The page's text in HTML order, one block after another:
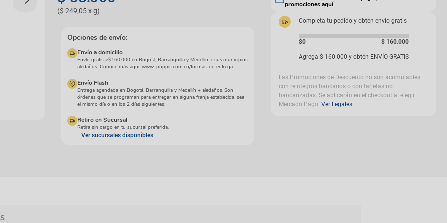
manchas
Cuidados especiales
($ 249,05xg)
Opciones de envío:
Envío a domicilio
Envío gratis >$160.000 en Bogotá, Barranquilla y Medellín + sus municipios
aledaños. Conoce más aquí: www. puppis.com.co/formas-de-entrega.
Envío Flash
Entrega agendada en Bogotá, Barranquilla y Medellín + aledaños. Son
órdenes que se programan para entregar en alguna franja establecida, sea
el mismo día o en los 2 días siguientes.
Retiro en Sucursal
Retira sin cargo en tu sucursal preferida.
Ver sucursales disponibles
promociones aquí
Completa tu pedido y obtén envío gratis
$0 $ 160.000
Agrega $ 160.000 y obtén ENVÍO GRATIS
Las Promociones de Descuento no son acumulables
con reintegros bancarios o con tarjetas no
bancarizadas. Se aplicarán en el checkout al elegir
Mercado Pago. Ver Legales.